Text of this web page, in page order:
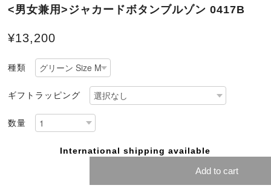
<男女兼用>ジャカードボタンブルゾン 0417B
¥13,200
種類
ギフトラッピング
数量
International shipping available
Add to cart